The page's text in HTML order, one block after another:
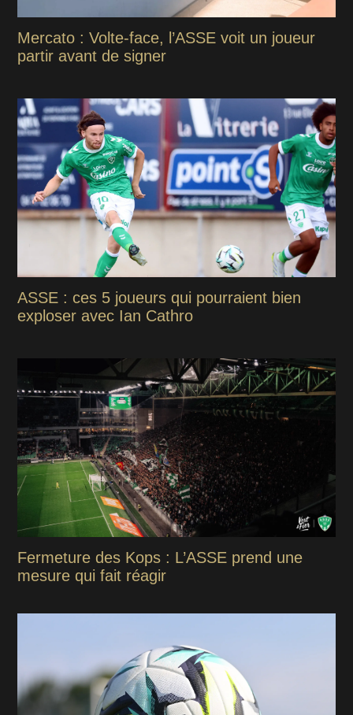
Mercato : Volte-face, l’ASSE voit un joueur
partir avant de signer
ASSE : ces 5 joueurs qui pourraient bien
exploser avec Ian Cathro
Fermeture des Kops : L’ASSE prend une
mesure qui fait réagir